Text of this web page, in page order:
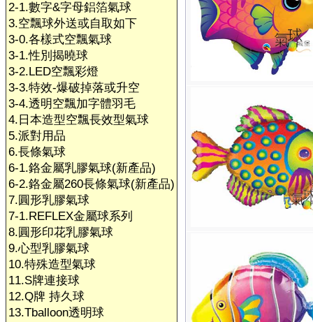
2-1.數字&字母鋁箔氣球
3.空飄球外送或自取如下
3-0.各樣式空飄氣球
3-1.性別揭曉球
3-2.LED空飄彩燈
3-3.特效-爆破掉落或升空
3-4.透明空飄加字體羽毛
4.日本造型空飄長效型氣球
5.派對用品
6.長條氣球
6-1.鉻金屬乳膠氣球(新產品)
6-2.鉻金屬260長條氣球(新產品)
7.圓形乳膠氣球
7-1.REFLEX金屬球系列
8.圓形印花乳膠氣球
9.心型乳膠氣球
10.特殊造型氣球
11.S牌連接球
12.Q牌 持久球
13.Tballoon透明球